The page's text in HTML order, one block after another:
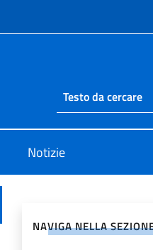
Cerca nel sito
Notizie
NAVIGA NELLA